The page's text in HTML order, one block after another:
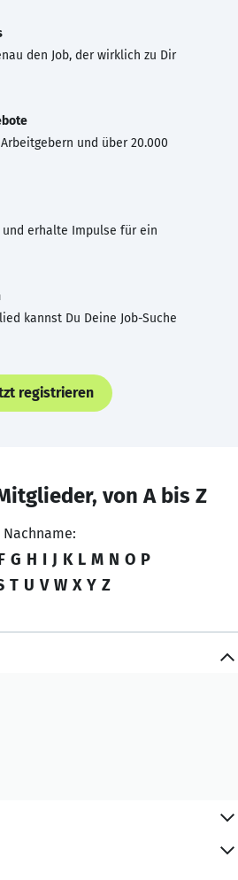
den Job, der wirklich zu Dir
und über 20.000
erhalte Impulse für ein
kannst Du Deine Job-Suche
registrieren
von A bis Z
Nachname:
G H I J K L M N O P
T U V W X Y Z